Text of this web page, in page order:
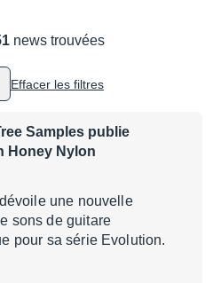
news trouvées
Effacer les filtres
Samples publie
Honey Nylon
dévoile une nouvelle
sons de guitare
pour sa série Evolution.